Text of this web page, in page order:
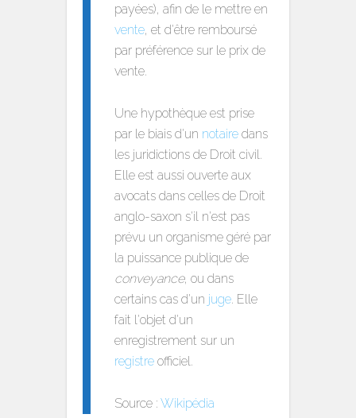
payées), afin de le mettre en
vente, et d'être remboursé
par préférence sur le prix de
vente.
Une hypothèque est prise
par le biais d'un notaire dans
les juridictions de Droit civil.
Elle est aussi ouverte aux
avocats dans celles de Droit
anglo-saxon s'il n'est pas
prévu un organisme géré par
la puissance publique de
conveyance, ou dans
certains cas d'un juge . Elle
fait l'objet d'un
enregistrement sur un
registre officiel.
Source : Wikipédia